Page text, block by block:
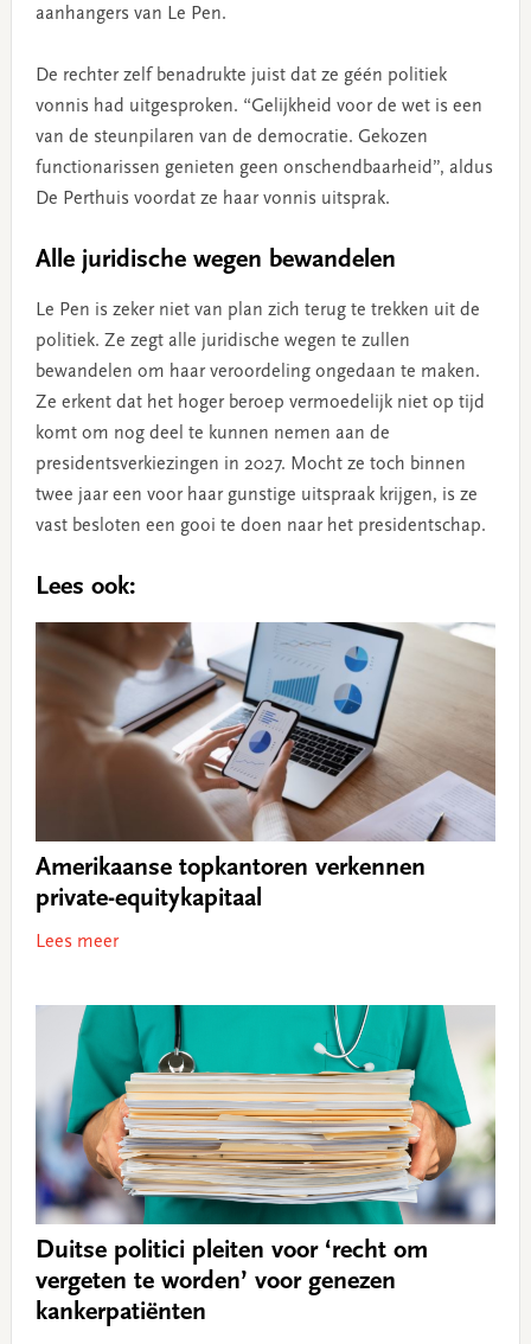
aanhangers van Le Pen.
De rechter zelf benadrukte juist dat ze géén politiek
vonnis had uitgesproken. “Gelijkheid voor de wet is een
van de steunpilaren van de democratie. Gekozen
functionarissen genieten geen onschendbaarheid”, aldus
De Perthuis voordat ze haar vonnis uitsprak.
Alle juridische wegen bewandelen
Le Pen is zeker niet van plan zich terug te trekken uit de
politiek. Ze zegt alle juridische wegen te zullen
bewandelen om haar veroordeling ongedaan te maken.
Ze erkent dat het hoger beroep vermoedelijk niet op tijd
komt om nog deel te kunnen nemen aan de
presidentsverkiezingen in 2027. Mocht ze toch binnen
twee jaar een voor haar gunstige uitspraak krijgen, is ze
vast besloten een gooi te doen naar het presidentschap.
Lees ook:
Amerikaanse topkantoren verkennen
private-equitykapitaal
Lees meer
Duitse politici pleiten voor ‘recht om
vergeten te worden’ voor genezen
kankerpatiënten